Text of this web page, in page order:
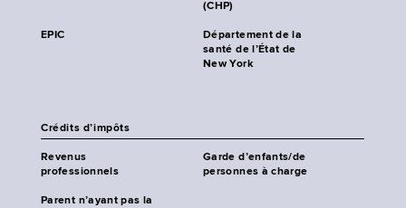
(CHP)
EPIC
Département de la
santé de l’État de
New York
Crédits d’impôts
Revenus
professionnels
Garde d’enfants/de
personnes à charge
Parent n’ayant pas la